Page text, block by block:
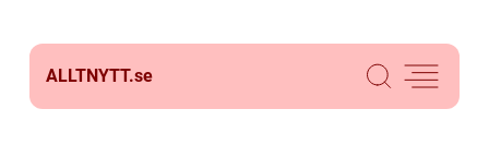
ALLTNYTT.se